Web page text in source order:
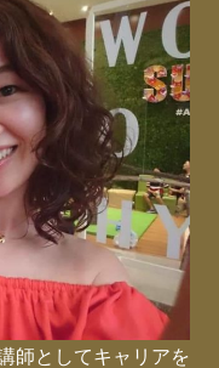
師としてキャリアを